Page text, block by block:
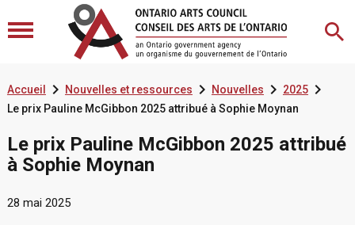
Accueil  Nouvelles et ressources Nouvelles 2025
Le prix Pauline McGibbon 2025 attribué à Sophie Moynan
Le prix Pauline McGibbon 2025 attribué
à Sophie Moynan
28 mai 2025